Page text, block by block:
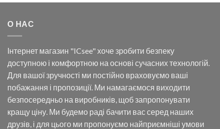
О НАС
Інтернет магазин "ICsee" хоче зробити безпеку
доступною і комфортною на основі сучасних технологій.
Для вашої зручності ми постійно враховуємо ваші
побажання і пропозиції. Ми намагаємося виходити
безпосередньо на виробників, щоб запропонувати
кращу ціну. Ми будемо раді бачити вас серед наших
друзів, і для цього ми пропонуємо найприємніші умови